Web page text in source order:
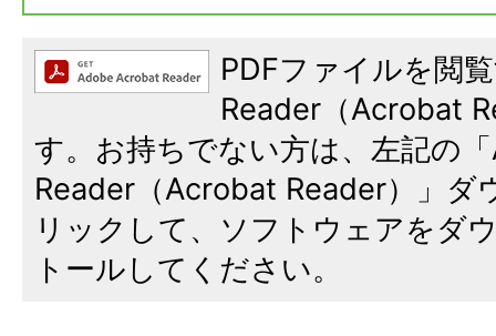
PDFファイルを閲
Reader（Acrobat
す。お持ちでない方は、左記の
Reader（Acrobat Reader）」ダ
リックして、ソフトウェアをダ
トールしてください。